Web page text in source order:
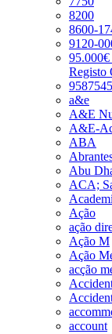
8200
8600-
9120-
95.000€
Registo
a&e
A&E
A&E-
ABA
Abu
ACA;
Ação
ação
Ação M
Ação
acção
account